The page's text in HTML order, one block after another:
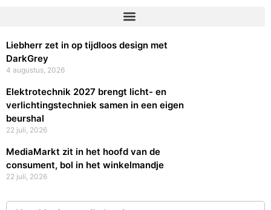
Liebherr zet in op tijdloos design met
DarkGrey
4 augustus, 2026
Elektrotechnik 2027 brengt licht- en
verlichtingstechniek samen in een eigen
beurshal
22 juli, 2026
MediaMarkt zit in het hoofd van de
consument, bol in het winkelmandje
22 juli, 2026